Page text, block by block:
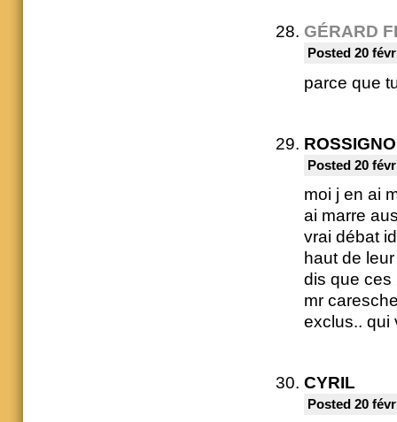
GÉRARD
Posted 20
parce que
Posted 20
moi j en ai
ai marre
vrai débat
haut de
dis que ces
mr
exclus.. qui
CYRIL
Posted 20